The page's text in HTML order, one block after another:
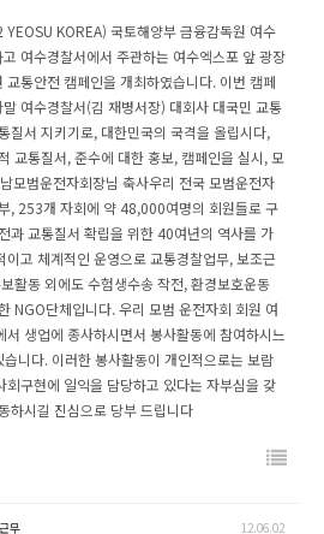
KOREA) 국토해양부 금융감독원 여수
여수경찰서에서 주관하는 여수엑스포 앞 광장
통안전 캠페인을 개최하였습니다. 이번 캠페
여수경찰서(김 재병서장) 대회사 대국민 교통
질서 지키기로, 대한민국의 국격을 올립시다,
교통질서, 준수에 대한 홍보, 캠페인을 실시, 모
모범운전자회장님 축사우리 전국 모범운전자
, 253개 자회에 약 48,000여명의 회원들로 구
과 교통질서 확립을 위한 40여년의 역사를 가
고 체계적인 운영으로 교통경찰업무, 보조근
활동 외에도 수험생수송 작전, 환경보호운동
NGO단체입니다. 우리 모범 운전자회 회원 여
서 생업에 종사하시면서 봉사활동에 참여하시느
니다. 이러한 봉사활동이 개인적으로는 보람
구현에 일익을 담당하고 있다는 자부심을 갖
하시길 진심으로 당부 드립니다
무 12.06.02